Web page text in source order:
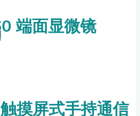
端面显微镜
摸屏式手持通信